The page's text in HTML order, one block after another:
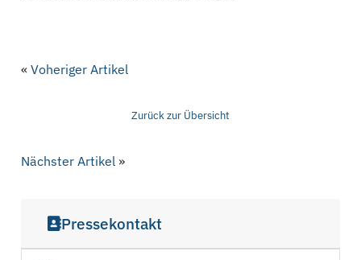
«Voheriger Artikel
Zurück zur Übersicht
Nächster Artikel »
Pressekontakt